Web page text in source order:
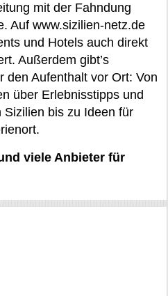
mit der Fahndung
Auf www.sizilien-netz.de
und Hotels auch direkt
Außerdem gibt’s
den Aufenthalt vor Ort: Von
über Erlebnisstipps und
bis zu Ideen für
viele Anbieter für